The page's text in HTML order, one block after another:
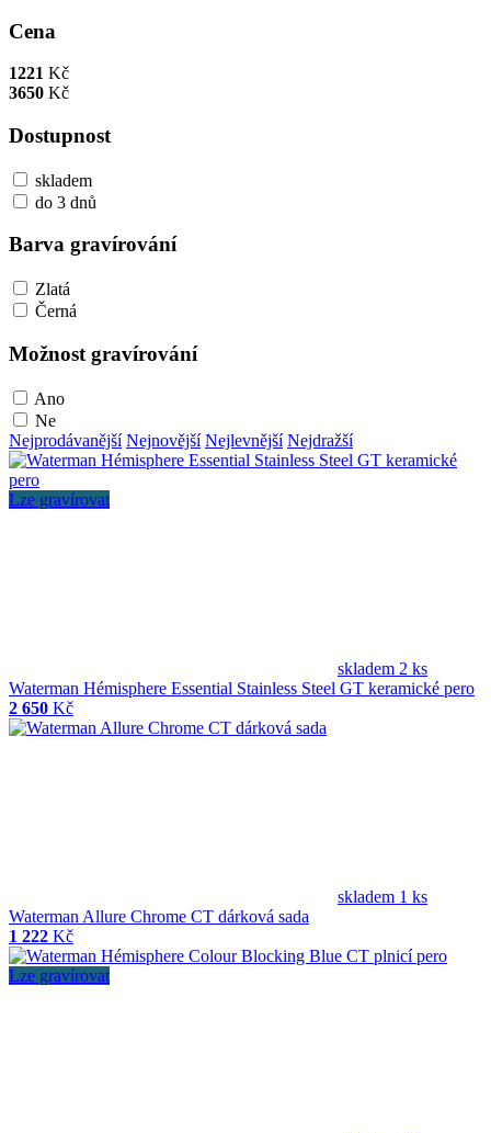
Cena
1221 Kč
3650 Kč
Dostupnost
skladem
do 3 dnů
Barva gravírování
Zlatá
Černá
Možnost gravírování
Ano
Ne
Nejprodávanější Nejnovější Nejlevnější Nejdražší
Lze gravírovat
skladem 2 ks
Waterman Hémisphere Essential Stainless Steel GT keramické pero
2 650 Kč
skladem 1 ks
Waterman Allure Chrome CT dárková sada
1 222 Kč
Lze gravírovat